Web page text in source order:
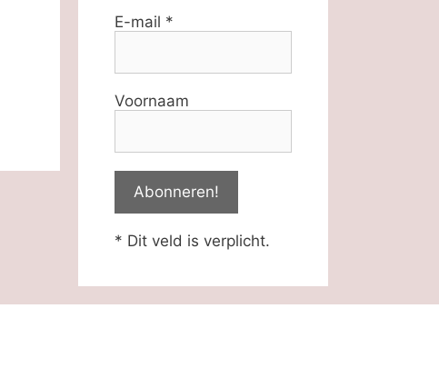
E-mail *
Voornaam
* Dit veld is verplicht.